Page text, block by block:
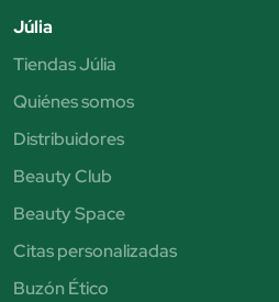
Júlia
Tiendas Júlia
Quiénes somos
Distribuidores
Beauty Club
Beauty Space
Citas personalizadas
Buzón Ético